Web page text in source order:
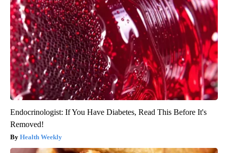
Endocrinologist: If You Have Diabetes, Read This Before It's
Removed!
Health Weekly